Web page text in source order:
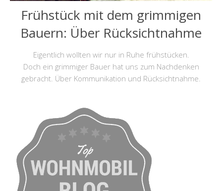
Frühstück mit dem grimmigen
Bauern: Über Rücksichtnahme
Eigentlich wollten wir nur in Ruhe frühstücken.
Doch ein grimmiger Bauer hat uns zum Nachdenken
gebracht. Über Kommunikation und Rücksichtnahme.